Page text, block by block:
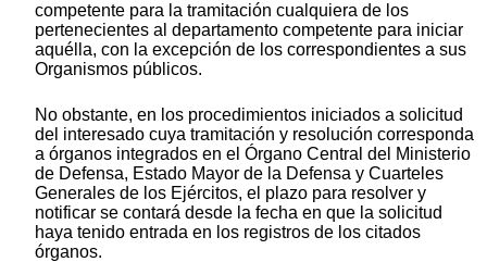
competente para la tramitación cualquiera de los
pertenecientes al departamento competente para iniciar
aquélla, con la excepción de los correspondientes a sus
Organismos públicos.
No obstante, en los procedimientos iniciados a solicitud
del interesado cuya tramitación y resolución corresponda
a órganos integrados en el Órgano Central del Ministerio
de Defensa, Estado Mayor de la Defensa y Cuarteles
Generales de los Ejércitos, el plazo para resolver y
notificar se contará desde la fecha en que la solicitud
haya tenido entrada en los registros de los citados
órganos.